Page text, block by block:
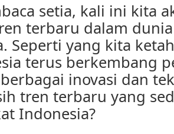
setia, kali ini kita
terbaru dalam
Seperti yang kita
terus berkembang
inovasi dan
tren terbaru yang
Indonesia?